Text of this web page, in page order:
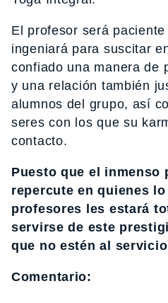
El profesor será
ingeniará para suscitar
confiado una manera de
y una relación también
alumnos del grupo, así
seres con los que su
contacto.
Puesto que el inmenso
repercute en quienes
profesores les estará
servirse de este
que no estén al
Comentario: